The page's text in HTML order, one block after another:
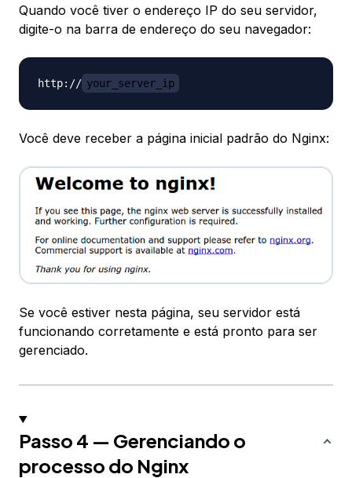
Quando você tiver o endereço IP do seu servidor,
digite-o na barra de endereço do seu navegador:
http:// your_server_ip
Você deve receber a página inicial padrão do Nginx:
Se você estiver nesta página, seu servidor está
funcionando corretamente e está pronto para ser
gerenciado.
Passo 4 — Gerenciando o
processo do Nginx